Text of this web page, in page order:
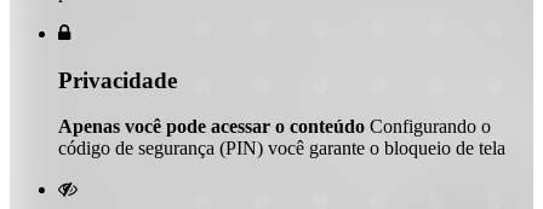

Privacidade
Apenas você pode acessar o conteúdo Configurando o
código de segurança (PIN) você garante o bloqueio de tela
